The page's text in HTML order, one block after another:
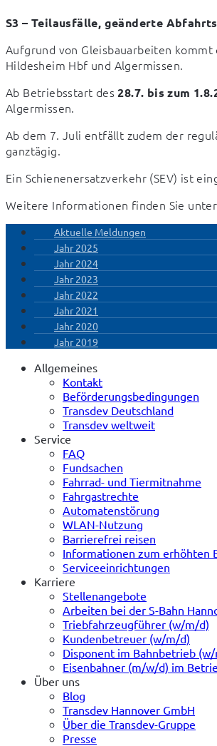
S3 – Teilausfälle, geänderte
Aufgrund von Gleisbauarbeiten
Hildesheim Hbf und Algermissen.
Ab Betriebsstart des 28.7. bis zum
Algermissen.
Ab dem 7. Juli entfällt zudem der
ganztägig.
Ein Schienenersatzverkehr (SEV) ist
Weitere Informationen finden Sie unter
Aktuelle Meldungen
Jahr 2025
Jahr 2024
Jahr 2023
Jahr 2022
Jahr 2021
Jahr 2020
Jahr 2019
Allgemeines
Kontakt
Beförderungsbedingungen
Transdev Deutschland
Transdev weltweit
Service
FAQ
Fundsachen
Fahrrad- und Tiermitnahme
Fahrgastrechte
Automatenstörung
WLAN-Nutzung
Barrierefrei reisen
Informationen zum erhöhten
Serviceeinrichtungen
Karriere
Stellenangebote
Arbeiten bei der S-Bahn
Triebfahrzeugführer (w/m/d)
Kundenbetreuer (w/m/d)
Disponent im Bahnbetrieb
Eisenbahner (m/w/d) im
Über uns
Blog
Transdev Hannover GmbH
Über die Transdev-Gruppe
Presse